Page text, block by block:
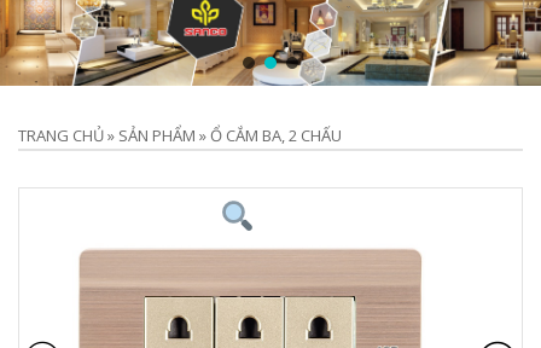
TRANG CHỦ» SẢN PHẨM »Ổ CẮM BA, 2 CHẤU